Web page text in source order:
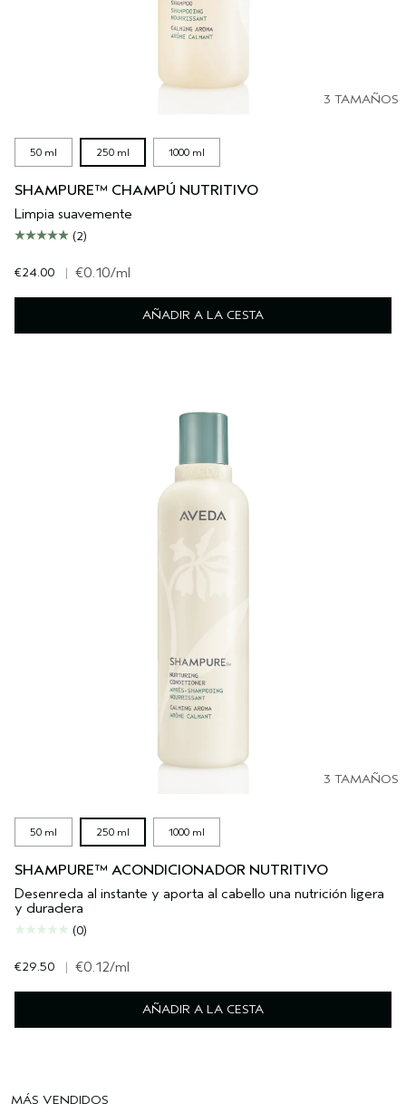
3 TAMAÑOS
50 ml 250 ml 1000 ml
SHAMPURE™ CHAMPÚ NUTRITIVO
Limpia suavemente
(2)
€24.00 | €0.10/ml
AÑADIR A LA CESTA
3 TAMAÑOS
50 ml 250 ml 1000 ml
SHAMPURE™ ACONDICIONADOR NUTRITIVO
Desenreda al instante y aporta al cabello una nutrición ligera
y duradera
(0)
€29.50 | €0.12/ml
AÑADIR A LA CESTA
MÁS VENDIDOS